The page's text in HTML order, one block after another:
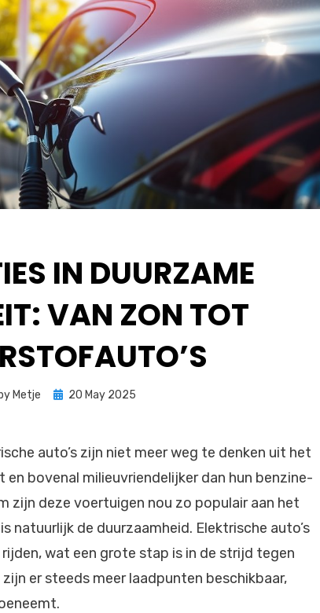
IN DUURZAME
VAN ZON TOT
by Metje
Posted
20 May 2025
auto’s zijn niet meer weg te denken uit het
bovenal milieuvriendelijker dan hun benzine-
zijn deze voertuigen nou zo populair aan het
natuurlijk de duurzaamheid. Elektrische auto’s
wat een grote stap is in de strijd tegen
er steeds meer laadpunten beschikbaar,